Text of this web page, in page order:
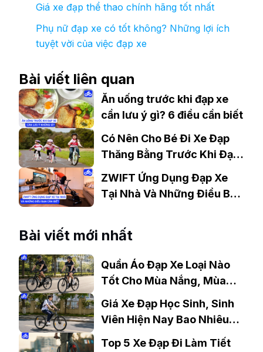
Giá xe đạp thể thao chính hãng tốt nhất
Phụ nữ đạp xe có tốt không? Những lợi ích
tuyệt vời của việc đạp xe
Bài viết liên quan
Ăn uống trước khi đạp xe
cần lưu ý gì? 6 điều cần biết
Có Nên Cho Bé Đi Xe Đạp
Thăng Bằng Trước Khi Đạp
ZWIFT Ứng Dụng Đạp Xe
Tại Nhà Và Những Điều Bạn
Bài viết mới nhất
Quần Áo Đạp Xe Loại Nào
Tốt Cho Mùa Nắng, Mùa
Mưa?
Giá Xe Đạp Học Sinh, Sinh
Viên Hiện Nay Bao Nhiêu?
Gợi Ý Mẫu Đáng Mua
Top 5 Xe Đạp Đi Làm Tiết